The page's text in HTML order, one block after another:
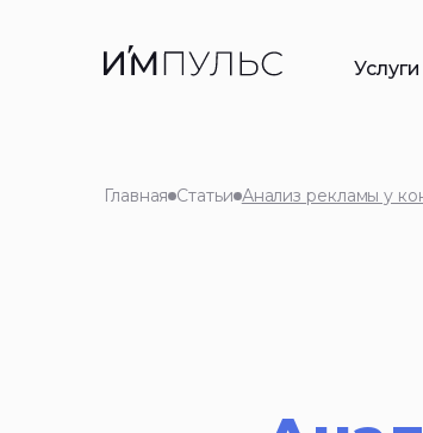
Услуги
Главная Статьи Анализ рекламы у